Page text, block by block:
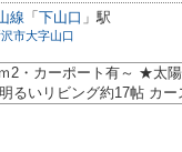
線 「 下山口 」駅
沢市大字山口
2・カーポート有～ ★太
るいリビング約17帖 カー